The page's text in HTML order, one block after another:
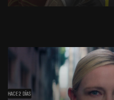
HACE 2 DÍAS